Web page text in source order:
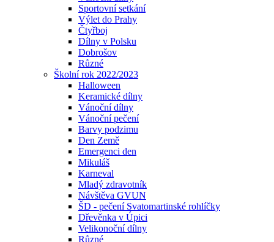
Sportovní setkání
Výlet do Prahy
Čtyřboj
Dílny v Polsku
Dobrošov
Různé
Školní rok 2022/2023
Halloween
Keramické dílny
Vánoční dílny
Vánoční pečení
Barvy podzimu
Den Země
Emergenci den
Mikuláš
Karneval
Mladý zdravotník
Návštěva GVUN
ŠD - pečení Svatomartinské rohlíčky
Dřevěnka v Úpici
Velikonoční dílny
Různé